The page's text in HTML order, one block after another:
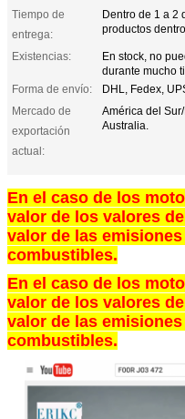
Tiempo de
entrega:
Dentro de 1 a 2
productos
Existencias:
En stock, no
durante mucho
Forma de envío:
DHL, Fedex,
Mercado de
exportación
actual:
América del
Australia.
En el caso de los
valor de los valores
valor de las
combustibles.
En el caso de los
valor de los valores
valor de las
combustibles.